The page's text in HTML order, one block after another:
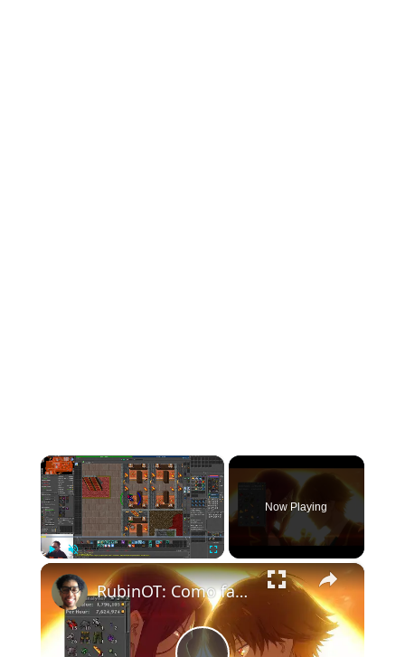
×
Fullscreen
Now Playing
×
RubinOT: Como farmar 2kk de lucro por hora nas Spikes -8